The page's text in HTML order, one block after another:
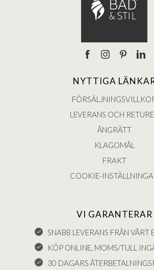
NYTTIGA
LEVERANS OCH
ÅNGRÄTT
KLAGOMÅL
FRAKT
COOKIE-
VI GARANTERAR
SNABB LEVERANS FRÅN VÅRT
KÖP ONLINE, MOMS/TULL
30 DAGARS